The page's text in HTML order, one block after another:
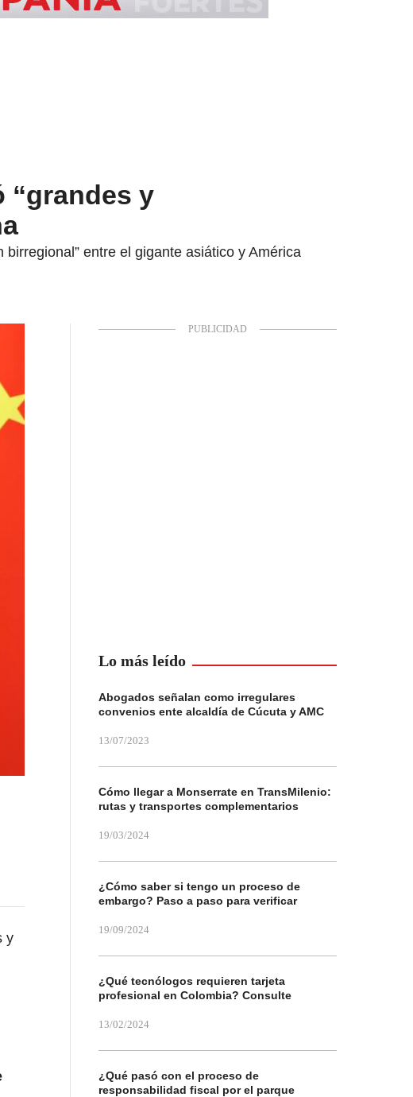
“grandes y
entre el gigante asiático y América
y
Lo más leído
Abogados señalan como irregulares
convenios ente alcaldía de Cúcuta y AMC
13/07/2023
Cómo llegar a Monserrate en TransMilenio:
rutas y transportes complementarios
19/03/2024
¿Cómo saber si tengo un proceso de
embargo? Paso a paso para verificar
19/09/2024
¿Qué tecnólogos requieren tarjeta
profesional en Colombia? Consulte
13/02/2024
¿Qué pasó con el proceso de
responsabilidad fiscal por el parque